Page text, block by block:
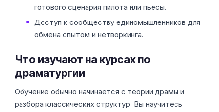
готового сценария пилота или пьесы.
Доступ к сообществу единомышленников для
обмена опытом и нетворкинга.
Что изучают на курсах по
драматургии
Обучение обычно начинается с теории драмы и
разбора классических структур. Вы научитесь